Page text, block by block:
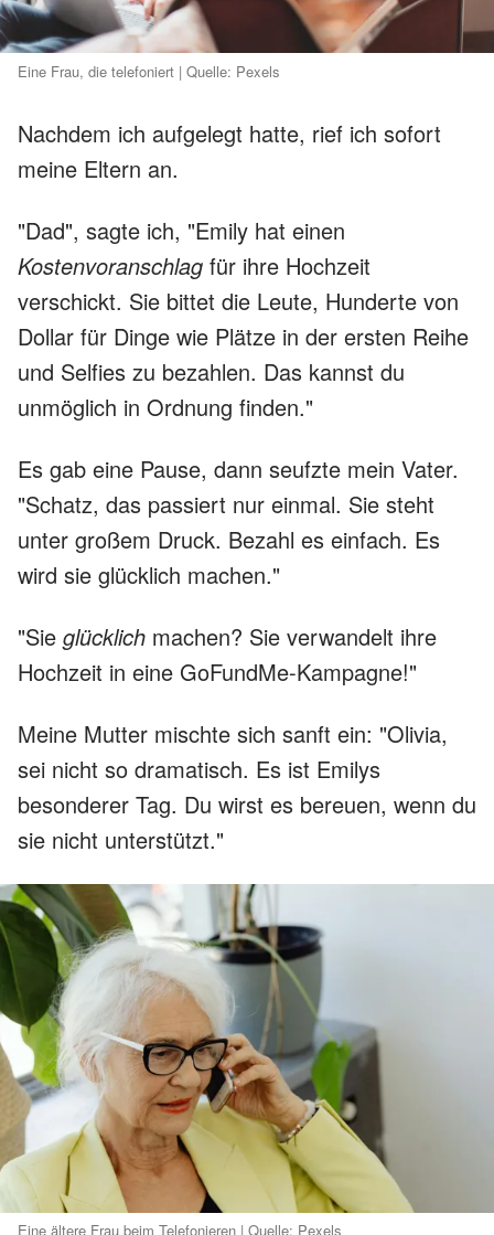
Eine Frau, die telefoniert | Quelle: Pexels
Nachdem ich aufgelegt hatte, rief ich sofort
meine Eltern an.
"Dad", sagte ich, "Emily hat einen
Kostenvoranschlag für ihre Hochzeit
verschickt. Sie bittet die Leute, Hunderte von
Dollar für Dinge wie Plätze in der ersten Reihe
und Selfies zu bezahlen. Das kannst du
unmöglich in Ordnung finden."
Es gab eine Pause, dann seufzte mein Vater.
"Schatz, das passiert nur einmal. Sie steht
unter großem Druck. Bezahl es einfach. Es
wird sie glücklich machen."
"Sie glücklich machen? Sie verwandelt ihre
Hochzeit in eine GoFundMe-Kampagne!"
Meine Mutter mischte sich sanft ein: "Olivia,
sei nicht so dramatisch. Es ist Emilys
besonderer Tag. Du wirst es bereuen, wenn du
sie nicht unterstützt."
Eine ältere Frau beim Telefonieren | Quelle: Pexels